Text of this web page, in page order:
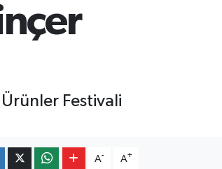
Ürünler Festivali
A- A+